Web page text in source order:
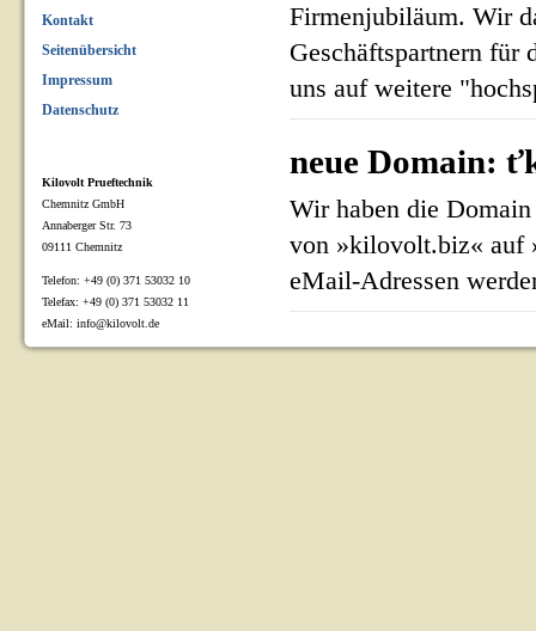
Firmenjubiläum. Wir
Geschäftspartnern für
uns auf weitere
neue Domain:
Wir haben die
von »kilovolt.biz« auf
eMail-Adressen
Kontakt
Seitenübersicht
Impressum
Datenschutz
Kilovolt Prueftechnik
Chemnitz GmbH
Annaberger Str. 73
09111 Chemnitz
Telefon: +49 (0) 371 53032 10
Telefax: +49 (0) 371 53032 11
eMail: info@kilovolt.de